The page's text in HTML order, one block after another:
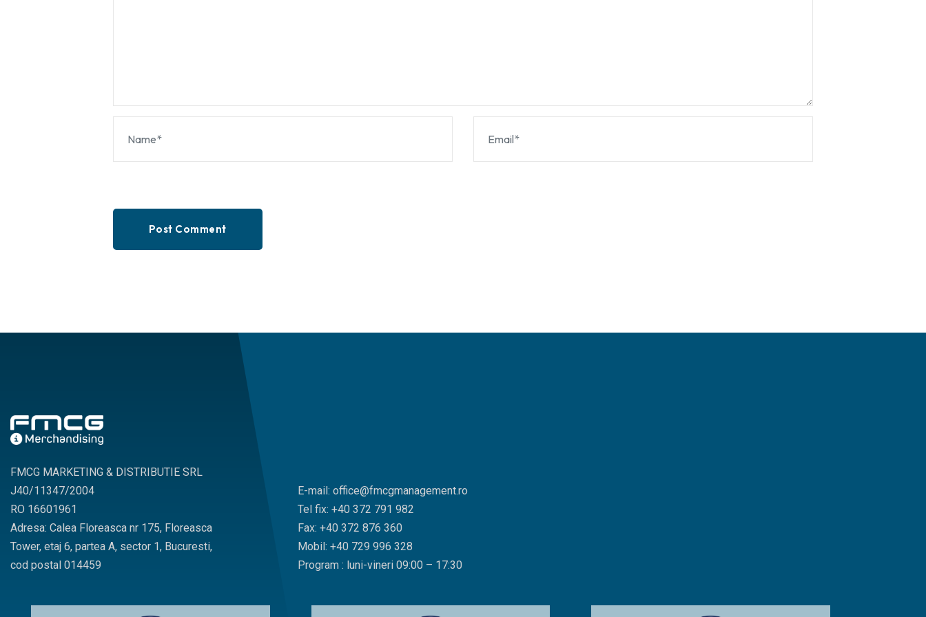
Post Comment
FMCG MARKETING & DISTRIBUTIE SRL
J40/11347/2004
RO 16601961
Adresa: Calea Floreasca nr 175, Floreasca
Tower, etaj 6, partea A, sector 1, Bucuresti,
cod postal 014459
E-mail: office@fmcgmanagement.ro
Tel fix: +40 372 791 982
Fax: +40 372 876 360
Mobil: +40 729 996 328
Program : luni-vineri 09:00 – 17:30